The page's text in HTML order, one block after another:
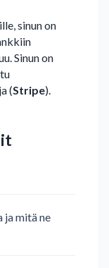
sinun on
Sinun on
(Stripe).
mitä ne